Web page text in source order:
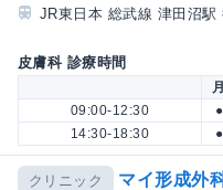
JR東日本 総武線 津田沼駅
皮膚科 診療時間
月
09:00-12:30
●
14:30-18:30
●
クリニック マイ形成外